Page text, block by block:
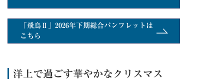
「飛鳥Ⅱ」2026年下期総合パンフレットは
こちら
洋上で過ごす華やかなクリスマス